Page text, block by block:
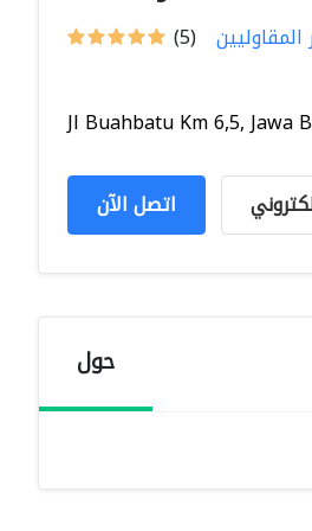
(5) المقاوليين
Jl Buahbatu Km 6,5, Jawa
اتصل الآن
حول